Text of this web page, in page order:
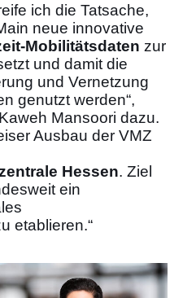
ich die Tatsache,
neue innovative
Mobilitätsdaten zur
und damit die
und Vernetzung
genutzt werden“,
Mansoori dazu.
Ausbau der VMZ
Hessen. Ziel
ein
etablieren.“